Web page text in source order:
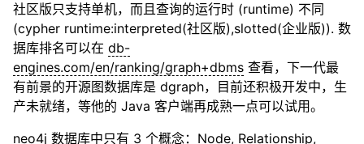
社区版只支持单机，而且查询的运行时 (runtime) 不同
(cypher runtime:interpreted(社区版),slotted(企业版)). 数
据库排名可以在 db-
engines.com/en/ranking/graph+dbms 查看，下一代最
有前景的开源图数据库是 dgraph，目前还积极开发中，生
产未就绪，等他的 Java 客户端再成熟一点可以试用。
neo4j 数据库中只有 3 个概念：Node, Relationship,